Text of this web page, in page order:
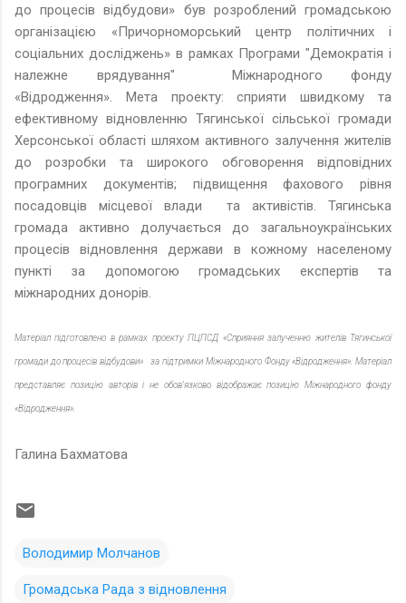
до процесів відбудови» був розроблений громадською
організацією «Причорноморський центр політичних і
соціальних досліджень» в рамках Програми "Демократія і
належне врядування" Міжнародного фонду
«Відродження». Мета проекту: сприяти швидкому та
ефективному відновленню Тягинської сільської громади
Херсонської області шляхом активного залучення жителів
до розробки та широкого обговорення відповідних
програмних документів; підвищення фахового рівня
посадовців місцевої влади та активістів. Тягинська
громада активно долучається до загальноукраїнських
процесів відновлення держави в кожному населеному
пункті за допомогою громадських експертів та
міжнародних донорів.
Матеріал підготовлено в рамках проекту ПЦПСД «Сприяння залученню жителів Тягинської
громади до процесів відбудови» за підтримки Міжнародного Фонду «Відродження». Матеріал
представляє позицію авторів і не обов’язково відображає позицію Міжнародного фонду
«Відродження».
Галина Бахматова
Володимир Молчанов
Громадська Рада з відновлення